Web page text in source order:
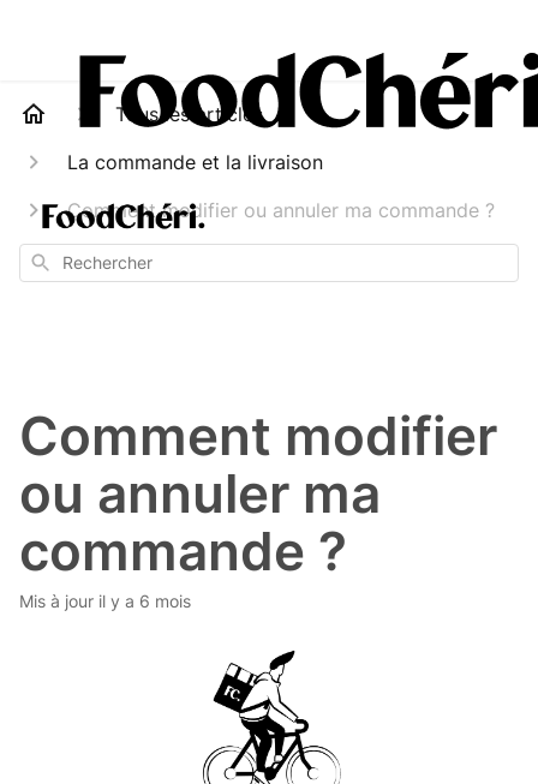
Tous les articles
La commande et la livraison
Comment modifier ou annuler ma commande ?
Rechercher
Comment modifier
ou annuler ma
commande ?
Mis à jour il y a 6 mois